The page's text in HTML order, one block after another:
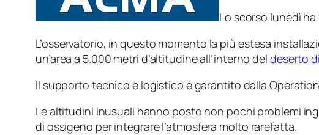
Lo scorso lunedì ha
L’osservatorio, in questo momento la più estesa
un’area a 5.000 metri d’altitudine all’interno del deserto
Il supporto tecnico e logistico è garantito dalla
Le altitudini inusuali hanno posto non pochi problemi
di ossigeno per integrare l’atmosfera molto rarefatta.